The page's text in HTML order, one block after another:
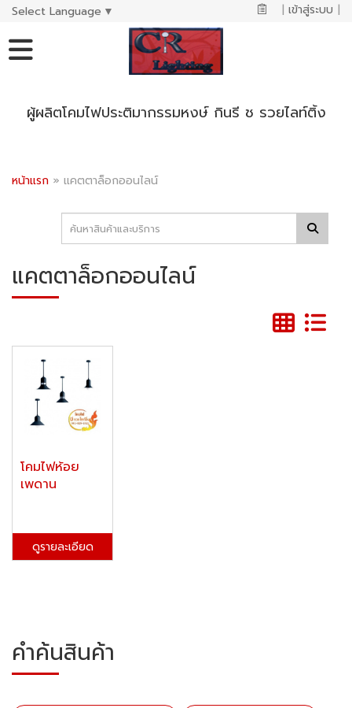
Select Language ▼ | เข้าสู่ระบบ |
ผู้ผลิตโคมไฟประติมากรรมหงษ์ กินรี ช รวยไลท์ติ้ง
หน้าแรก » แคตตาล็อกออนไลน์
แคตตาล็อกออนไลน์
โคมไฟห้อย
เพดาน
ดูรายละเอียด
คำค้นสินค้า